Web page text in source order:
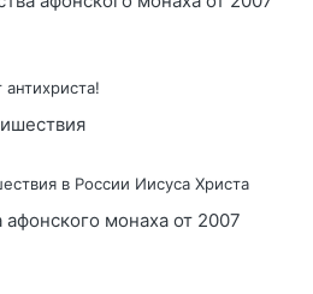
в России Иисуса Христа
монаха от 2007